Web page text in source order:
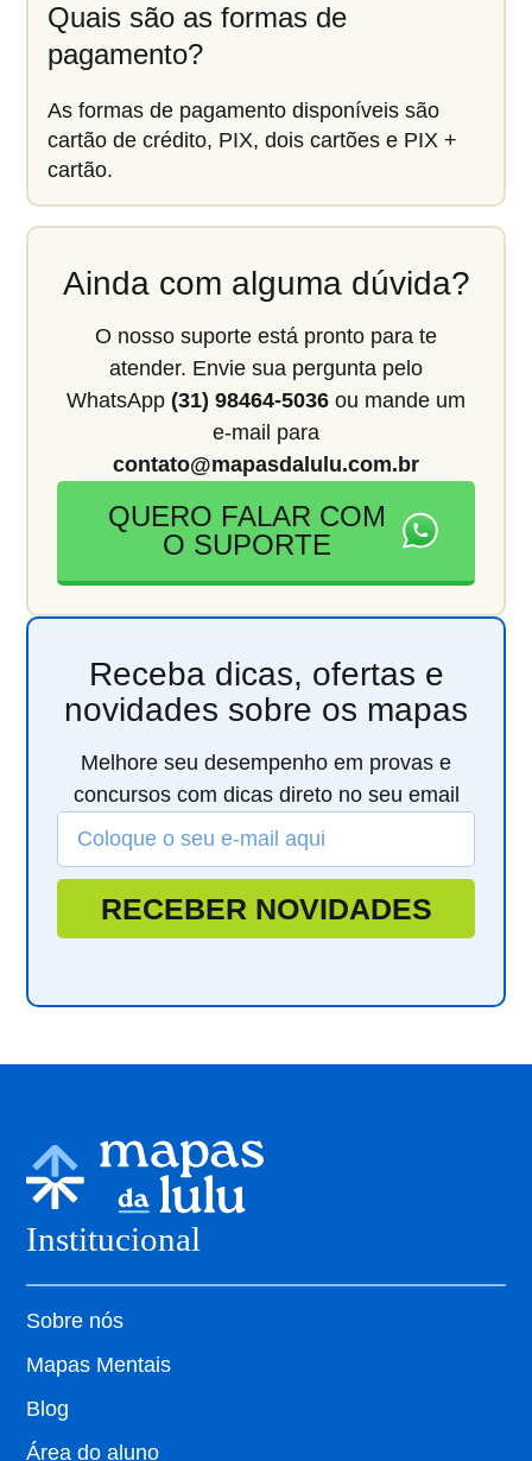
Quais são as formas de
pagamento?
As formas de pagamento disponíveis são
cartão de crédito, PIX, dois cartões e PIX +
cartão.
Ainda com alguma dúvida?
O nosso suporte está pronto para te
atender. Envie sua pergunta pelo
WhatsApp (31) 98464-5036 ou mande um
e-mail para
contato@mapasdalulu.com.br
QUERO FALAR COM
O SUPORTE
Receba dicas, ofertas e
novidades sobre os mapas
Melhore seu desempenho em provas e
concursos com dicas direto no seu email
RECEBER NOVIDADES
Institucional
Sobre nós
Mapas Mentais
Blog
Área do aluno